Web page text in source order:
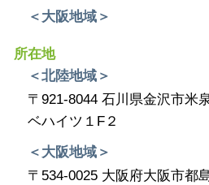
＜大阪地域＞
所在地
＜北陸地域＞
〒921-8044 石川県金沢市米
ベハイツ１F２
＜大阪地域＞
〒534-0025 大阪府大阪市都